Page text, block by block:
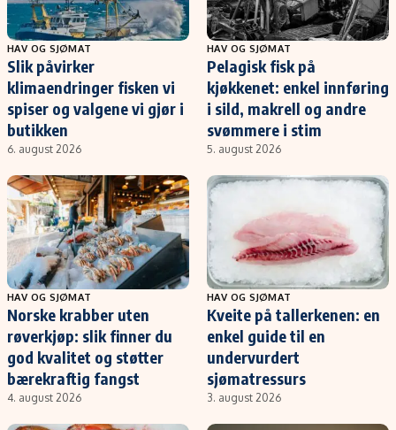
HAV OG SJØMAT
Slik påvirker
klimaendringer fisken vi
spiser og valgene vi gjør i
butikken
6. august 2026
HAV OG SJØMAT
Pelagisk fisk på
kjøkkenet: enkel innføring
i sild, makrell og andre
svømmere i stim
5. august 2026
HAV OG SJØMAT
Norske krabber uten
røverkjøp: slik finner du
god kvalitet og støtter
bærekraftig fangst
4. august 2026
HAV OG SJØMAT
Kveite på tallerkenen: en
enkel guide til en
undervurdert
sjømatressurs
3. august 2026